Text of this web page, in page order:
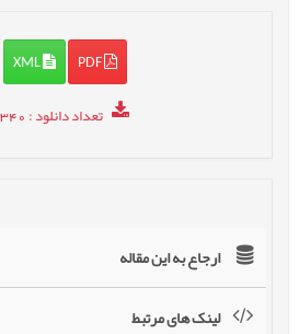
PDF
XML
تعداد دانلود: 1340
ارجاع به این مقاله
لینک های مرتبط